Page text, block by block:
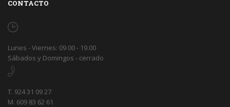
CONTACTO
Lunes - Viernes: 09.00 - 19.00
Sábados y Domingos - cerrado
T. 924 31 09 27
M. 609 83 62 61